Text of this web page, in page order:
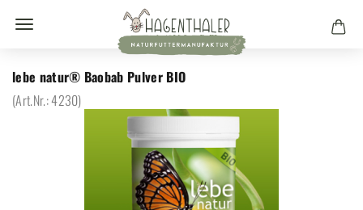
lebe natur® Baobab Pulver BIO
(Art.Nr.:4230)